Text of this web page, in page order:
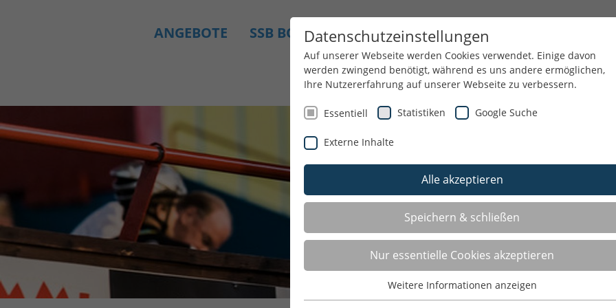
ANGEBOTE SSB BONN SPORTJUGEND THEMEN
Datenschutzeinstellungen
Auf unserer Webseite werden Cookies verwendet. Einige davon
werden zwingend benötigt, während es uns andere ermöglichen,
Ihre Nutzererfahrung auf unserer Webseite zu verbessern.
Essentiell Statistiken Google Suche
Externe Inhalte
Alle akzeptieren
Speichern & schließen
Nur essentielle Cookies akzeptieren
Weitere Informationen anzeigen